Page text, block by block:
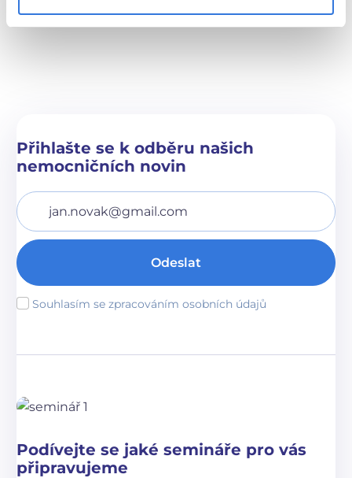
Přihlašte se k odběru našich
nemocničních novin
Váš e-mail
Odeslat
Souhlasím se zpracováním osobních údajů
Podívejte se jaké semináře pro vás
připravujeme